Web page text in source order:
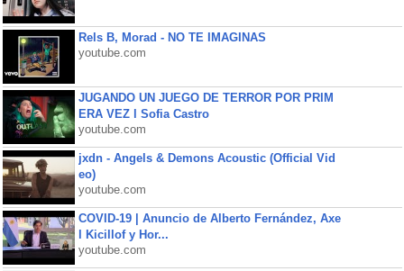
Rels B, Morad - NO TE IMAGINAS
youtube.com
JUGANDO UN JUEGO DE TERROR POR PRIM
ERA VEZ l Sofia Castro
youtube.com
jxdn - Angels & Demons Acoustic (Official Vid
eo)
youtube.com
COVID-19 | Anuncio de Alberto Fernández, Axe
l Kicillof y Hor...
youtube.com